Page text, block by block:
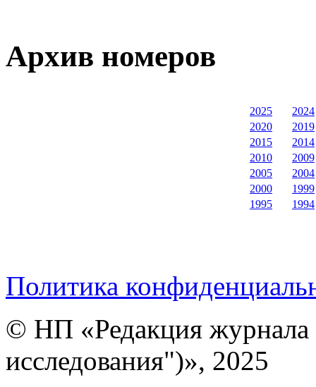
Архив номеров
2025
2024
2020
2019
2015
2014
2010
2009
2005
2004
2000
1999
1995
1994
Политика
© НП «Редакция
исследования")», 2025